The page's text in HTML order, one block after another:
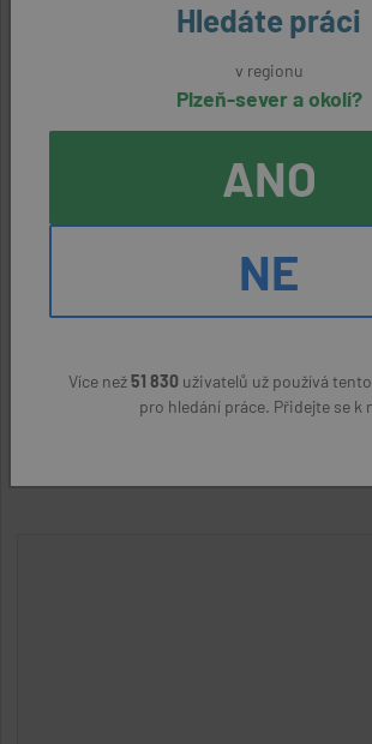
26475340730
Faurecia Plzeň, s.r.o.
ODPOVĚDĚT NA NABÍDKU
Hledáte práci
v regionu
Plzeň-sever a okolí?
ANO
NE
Více než51 830 uživatelů už používá
pro hledání práce. Přidejte se k